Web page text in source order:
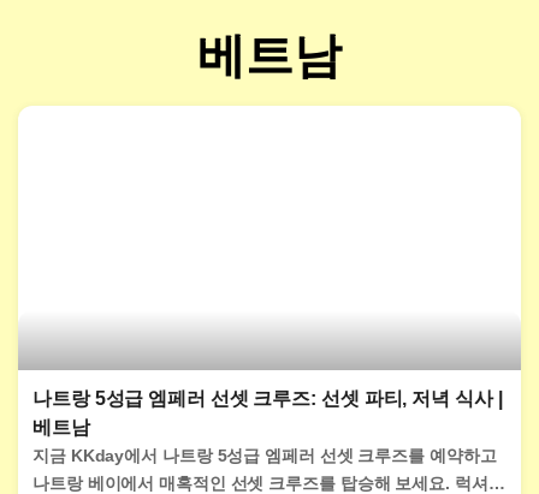
베트남
나트랑 5성급 엠페러 선셋 크루즈: 선셋 파티, 저녁 식사 |
베트남
지금 KKday에서 나트랑 5성급 엠페러 선셋 크루즈를 예약하고
나트랑 베이에서 매혹적인 선셋 크루즈를 탑승해 보세요. 럭셔리